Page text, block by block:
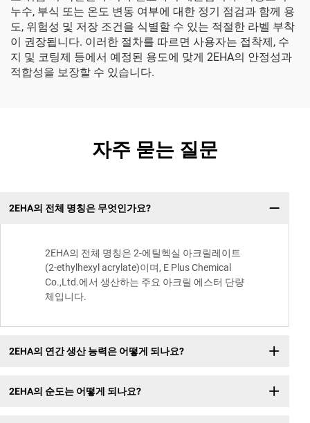
누수, 부식 또는 온도 변동 여부에 대한 정기 점검과 함께 용
도, 위험성 및 저장 조건을 식별할 수 있는 적절한 라벨 부착
이 권장됩니다. 이러한 절차를 따르면 사용자는 접착제, 수
지 및 코팅제 등에서 예정된 용도에 맞게 2EHA의 안정성과
적합성을 보장할 수 있습니다.
자주 묻는 질문
2EHA의 전체 명칭은 무엇인가요?
2EHA의 전체 명칭은 2-에틸헥실 아크릴레이트
(2-ethylhexyl acrylate)이며, E Plus Chemical
Co.,Ltd.에서 생산하는 주요 아크릴 에스터 단량
체입니다.
2EHA의 연간 생산 능력은 어떻게 되나요?
2EHA의 순도는 어떻게 되나요?